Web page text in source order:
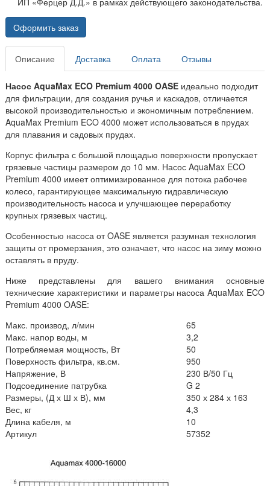
Оформить заказ
Описание Доставка Оплата Отзывы
Насос AquaMax ECO Premium 4000 OASE идеально подходит
для фильтрации, для создания ручья и каскадов, отличается
высокой производительностью и экономичным потреблением.
AquaMax Premium ECO 4000 может использоваться в прудах
для плавания и садовых прудах.
Корпус фильтра с большой площадью поверхности пропускает
грязевые частицы размером до 10 мм. Насос AquaMax ECO
Premium 4000 имеет оптимизированное для потока рабочее
колесо, гарантирующее максимальную гидравлическую
производительность насоса и улучшающее переработку
крупных грязевых частиц.
Особенностью насоса от OASE является разумная технология
защиты от промерзания, это означает, что насос на зиму можно
оставлять в пруду.
Ниже представлены для вашего внимания основные
технические характеристики и параметры насоса AquaMax ECO
Premium 4000 OASE:
Макс. производ, л/мин
65
Макс. напор воды, м
3,2
Потребляемая мощность, Вт
50
Поверхность фильтра, кв.см.
950
Напряжение, В
230 В/50 Гц
Подсоединение патрубка
G 2
Размеры, (Д х Ш х В), мм
350 х 284 х 163
Вес, кг
4,3
Длина кабеля, м
10
Артикул
57352